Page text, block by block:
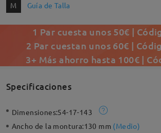
M Guía de Talla
1 Par cuesta unos 50€ |
2 Par cuestan unos 60€ |
3+ Más ahorro hasta 100€ |
Specificaciones
Dimensiones:54-17-143
Ancho de la montura:130 mm (Medio)